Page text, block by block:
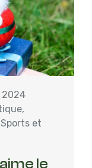
2024
,
Sports et
le